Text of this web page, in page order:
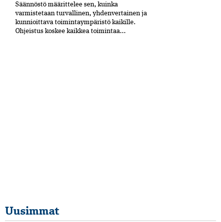
Säännöstö määrittelee sen, kuinka
varmistetaan turvallinen, yhdenvertainen ja
kun­nioittava toimintaympäristö kaikille.
Ohjeistus koskee kaikkea toimintaa...
Uusimmat